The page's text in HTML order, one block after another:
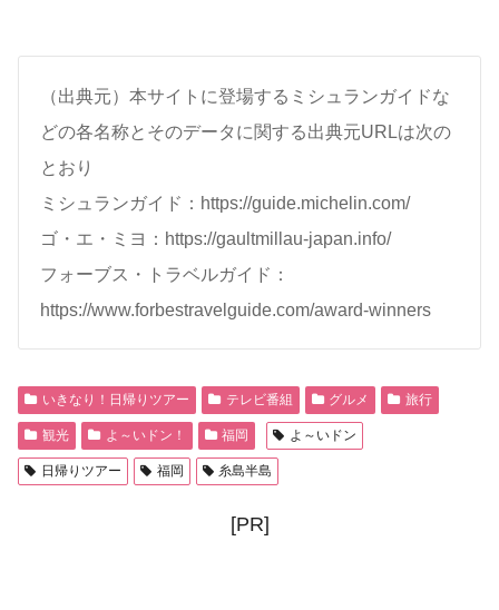
（出典元）本サイトに登場するミシュランガイドな
どの各名称とそのデータに関する出典元URLは次の
とおり
ミシュランガイド：https://guide.michelin.com/
ゴ・エ・ミヨ：https://gaultmillau-japan.info/
フォーブス・トラベルガイド：
https://www.forbestravelguide.com/award-winners
いきなり！日帰りツアー テレビ番組 グルメ 旅行
観光 よ～いドン！ 福岡 よ～いドン
日帰りツアー 福岡 糸島半島
[PR]